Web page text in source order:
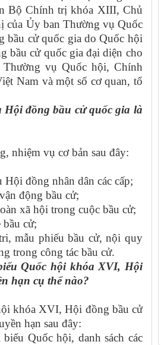
Bộ Chính trị khóa XIII, Chủ
của Ủy ban Thường vụ Quốc
cử quốc gia do Quốc hội
bầu cử quốc gia đại diện cho
vụ Quốc hội, Chính
Nam và một số cơ quan, tổ
Hội đồng bầu cử quốc gia là
nhiệm vụ cơ bản sau đây:
đồng nhân dân các cấp;
động bầu cử;
xã hội trong cuộc bầu cử;
cử;
mẫu phiếu bầu cử, nội quy
trong công tác bầu cử.
Quốc hội khóa XVI, Hội
hạn cụ thể nào?
khóa XVI, Hội đồng bầu cử
hạn sau đây:
Quốc hội, danh sách các